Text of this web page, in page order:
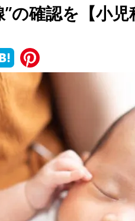
の確認を【小児